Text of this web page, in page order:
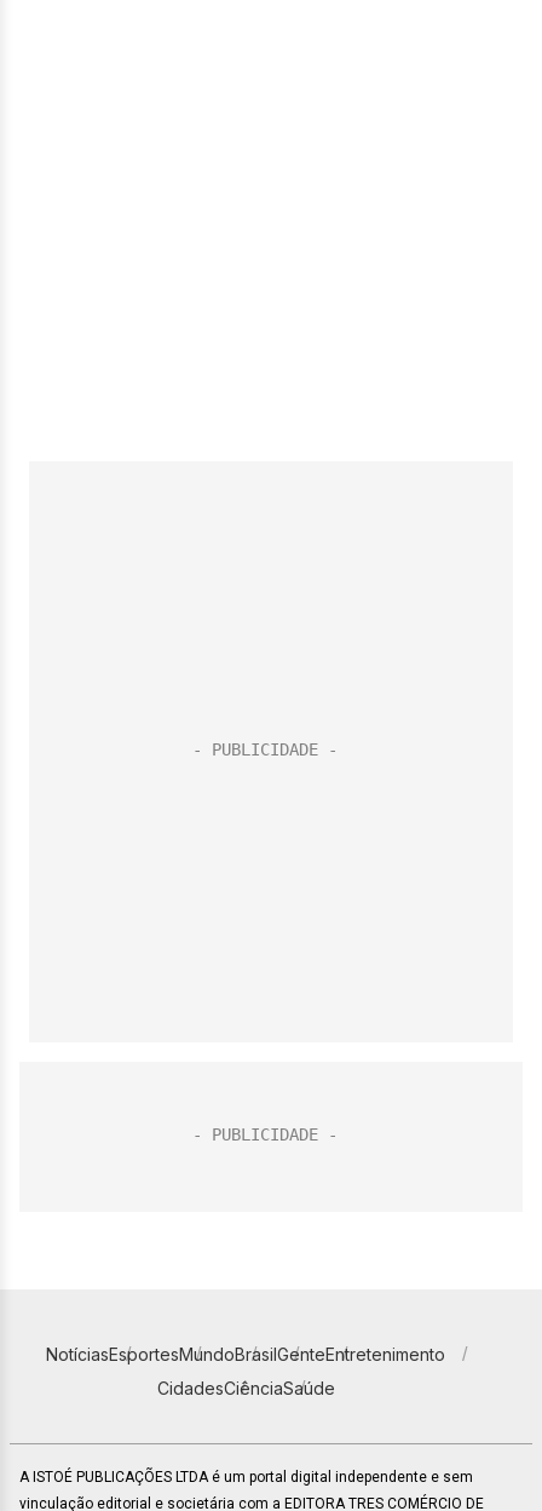
NotíciasEsportesMundoBrasilGenteEntretenimento
CidadesCiênciaSaúde
A ISTOÉ PUBLICAÇÕES LTDA é um portal digital independente e sem
vinculação editorial e societária com a EDITORA TRES COMÉRCIO DE